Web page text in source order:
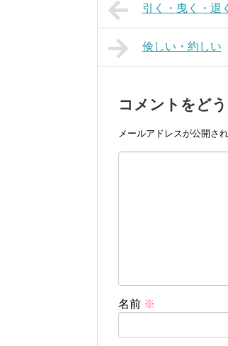
引く・曳く・退
倹しい・約しい
コメントをど
メールアドレスが公開さ
名前 ※